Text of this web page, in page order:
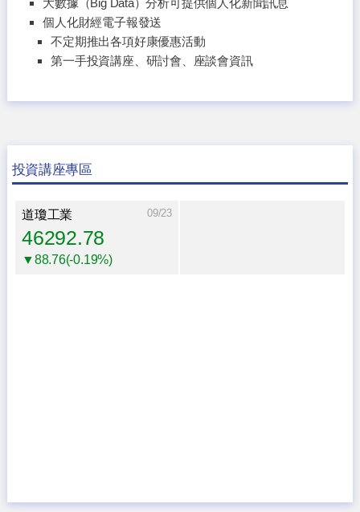
大數據（Big Data）分析可提供個人化新聞訊息
個人化財經電子報發送
不定期推出各項好康優惠活動
第一手投資講座、研討會、座談會資訊
投資講座專區
道瓊工業 09/23
46292.78
▼88.76(-0.19%)